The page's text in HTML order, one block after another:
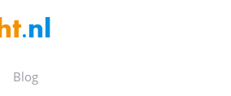
.nl
blog